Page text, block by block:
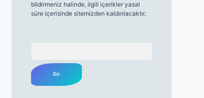
bildirmeniz halinde, ilgili içerikler yasal
süre içerisinde sitemizden kaldırılacaktır.